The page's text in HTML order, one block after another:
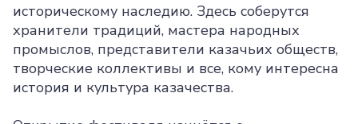
историческому наследию. Здесь соберутся
хранители традиций, мастера народных
промыслов, представители казачьих обществ,
творческие коллективы и все, кому интересна
история и культура казачества.